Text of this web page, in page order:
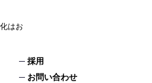
はお
採用
お問い合わせ